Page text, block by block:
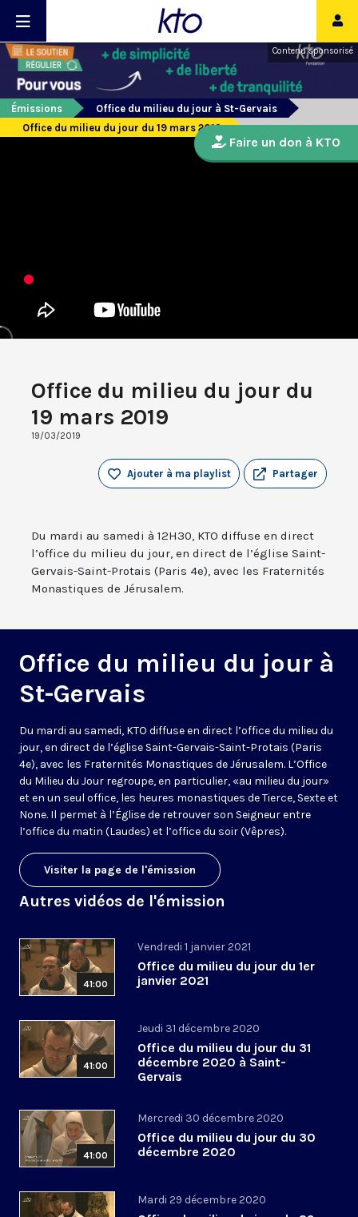
Contenu sponsorisé
Émissions
Office du milieu du jour à St-Gervais
Office du milieu du jour du 19 mars 2019
Office du milieu du jour du
19 mars 2019
19/03/2019
Partager
Ajouter à ma playlist
Du mardi au samedi à 12H30, KTO diffuse en direct
l’office du milieu du jour, en direct de l’église Saint-
Gervais-Saint-Protais (Paris 4e), avec les Fraternités
Monastiques de Jérusalem.
Office du milieu du jour à
St-Gervais
Du mardi au samedi, KTO diffuse en direct l’office du milieu du
jour, en direct de l’église Saint-Gervais-Saint-Protais (Paris
4e), avec les Fraternités Monastiques de Jérusalem. L’Office
du Milieu du Jour regroupe, en particulier, «au milieu du jour»
et en un seul office, les heures monastiques de Tierce, Sexte et
None. Il permet à l’Église de retrouver son Seigneur entre
l’office du matin (Laudes) et l’office du soir (Vêpres).
Visiter la page de l'émission
Autres vidéos de l'émission
41:00
Vendredi 1 janvier 2021
Office du milieu du jour du 1er
janvier 2021
41:00
Jeudi 31 décembre 2020
Office du milieu du jour du 31
décembre 2020 à Saint-
Gervais
41:00
Mercredi 30 décembre 2020
Office du milieu du jour du 30
décembre 2020
Mardi 29 décembre 2020
Faire un don à KTO